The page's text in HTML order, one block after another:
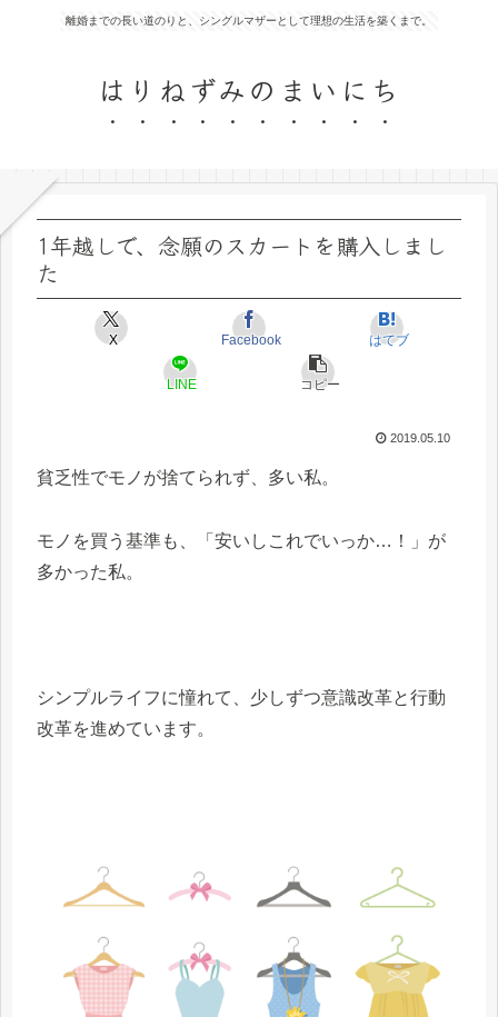
離婚までの長い道のりと、シングルマザーとして理想の生活を築くまで。
はりねずみのまいにち
1年越しで、念願のスカートを購入しまし
た
X Facebook はてブ
LINE コピー
2019.05.10
貧乏性でモノが捨てられず、多い私。
モノを買う基準も、「安いしこれでいっか…！」が
多かった私。
シンプルライフに憧れて、少しずつ意識改革と行動
改革を進めています。